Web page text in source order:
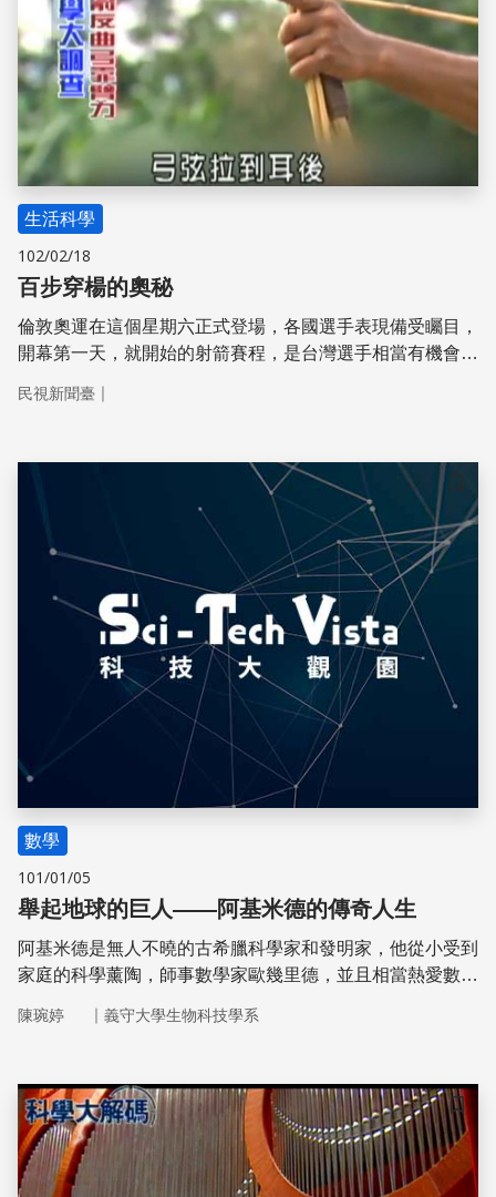
生活科學
102/02/18
百步穿楊的奧秘
倫敦奧運在這個星期六正式登場，各國選手表現備受矚目，
開幕第一天，就開始的射箭賽程，是台灣選手相當有機會奪
會，依然受到人們的熱愛，帶您了解百步穿楊的奧秘。
民視新聞臺 ｜
儲存
數學
101/01/05
舉起地球的巨人——阿基米德的傳奇人生
阿基米德是無人不曉的古希臘科學家和發明家，他從小受到
家庭的科學薰陶，師事數學家歐幾里德，並且相當熱愛數
礎。阿基米德的貢獻奠定許多當代發明的雛形，現今生活能
陳琬婷 ｜ 義守大學生物科技學系
儲存